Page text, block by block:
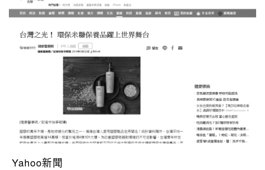
Yahoo新聞